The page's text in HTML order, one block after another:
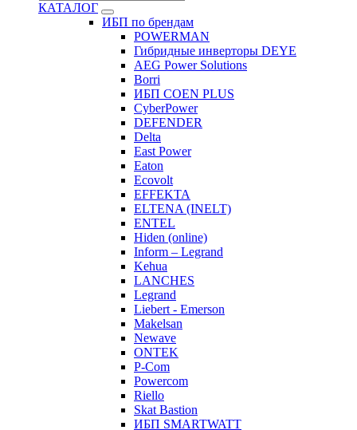
КАТАЛОГ
ИБП по брендам
POWERMAN
Гибридные инверторы DEYE
AEG Power Solutions
Borri
ИБП COEN PLUS
CyberPower
DEFENDER
Delta
East Power
Eaton
Ecovolt
EFFEKTA
ELTENA (INELT)
ENTEL
Hiden (online)
Inform – Legrand
Kehua
LANCHES
Legrand
Liebert - Emerson
Makelsan
Newave
ONTEK
P-Com
Powercom
Riello
Skat Bastion
ИБП SMARTWATT